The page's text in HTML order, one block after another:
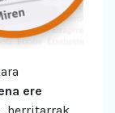
ere